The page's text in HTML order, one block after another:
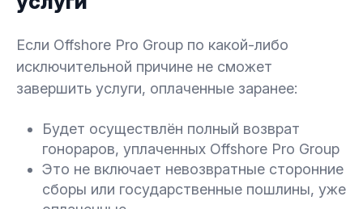
Если Offshore Pro Group по какой-либо
исключительной причине не сможет
завершить услуги, оплаченные заранее:
Будет осуществлён полный возврат
гонораров, уплаченных Offshore Pro Group
Это не включает невозвратные сторонние
сборы или государственные пошлины, уже